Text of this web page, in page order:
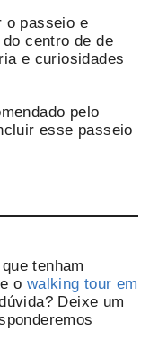
o passeio e
centro de de
e curiosidades
pelo
esse passeio
tenham
o walking tour em
Deixe um